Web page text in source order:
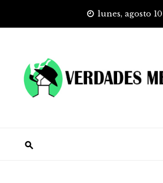
lunes, agosto 10